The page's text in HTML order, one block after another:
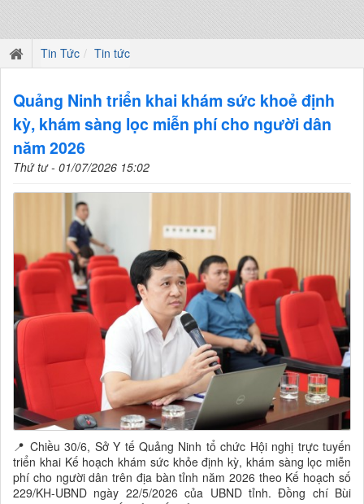
Tin Tức Tin tức
Quảng Ninh triển khai khám sức khoẻ định
kỳ, khám sàng lọc miễn phí cho người dân
năm 2026
Thứ tư - 01/07/2026 15:02
📍 Chiều 30/6, Sở Y tế Quảng Ninh tổ chức Hội nghị trực tuyến
triển khai Kế hoạch khám sức khỏe định kỳ, khám sàng lọc miễn
phí cho người dân trên địa bàn tỉnh năm 2026 theo Kế hoạch số
229/KH-UBND ngày 22/5/2026 của UBND tỉnh. Đồng chí Bùi